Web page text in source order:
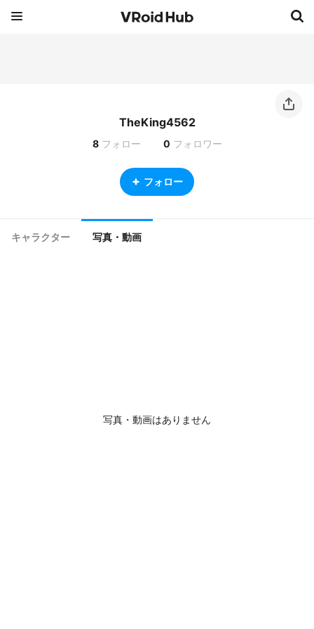
TheKing4562
8 フォロー 0 フォロワー
フォロー
キャラクター 写真・動画
写真・動画はありません